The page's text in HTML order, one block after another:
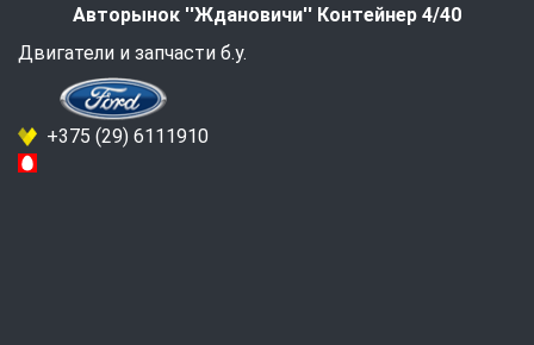
Авторынок ''Ждановичи'' Контейнер 4/40
Двигатели и запчасти б.у.
+375 (29) 6111910